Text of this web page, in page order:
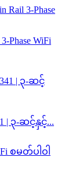
Phase WiFi
| ၃-ဆင့်နှင့်...